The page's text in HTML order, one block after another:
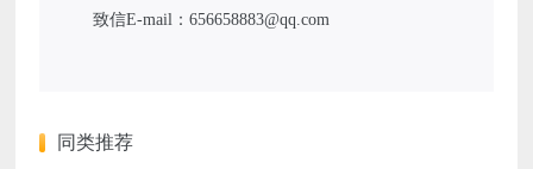
致信E-mail：656658883@qq.com
同类推荐